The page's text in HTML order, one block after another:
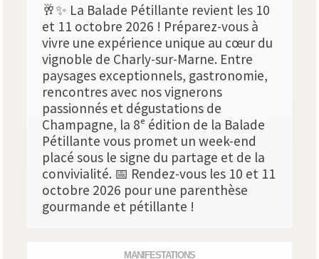
🥂✨ La Balade Pétillante revient les 10
et 11 octobre 2026 ! Préparez-vous à
vivre une expérience unique au cœur du
vignoble de Charly-sur-Marne. Entre
paysages exceptionnels, gastronomie,
rencontres avec nos vignerons
passionnés et dégustations de
Champagne, la 8ᵉ édition de la Balade
Pétillante vous promet un week-end
placé sous le signe du partage et de la
convivialité. 📅 Rendez-vous les 10 et 11
octobre 2026 pour une parenthèse
gourmande et pétillante !
MANIFESTATIONS